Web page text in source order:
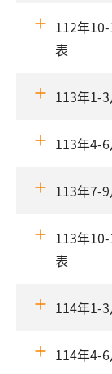
112年
表
113年1-
113年4-
113年7-
113年
表
114年1-
114年4-